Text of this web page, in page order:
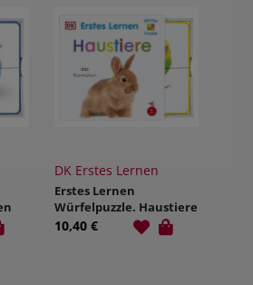
DK Erstes Lernen
Erstes Lernen
Würfelpuzzle. Haustiere
10,40 €